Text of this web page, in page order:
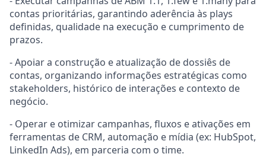
contas prioritárias, garantindo aderência às plays
definidas, qualidade na execução e cumprimento de
prazos.
- Apoiar a construção e atualização de dossiês de
contas, organizando informações estratégicas como
stakeholders, histórico de interações e contexto de
negócio.
- Operar e otimizar campanhas, fluxos e ativações em
ferramentas de CRM, automação e mídia (ex: HubSpot,
LinkedIn Ads), em parceria com o time.